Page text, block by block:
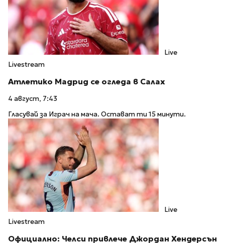
Live
Livestream
Атлетико Мадрид се огледа в Салах
4 август, 7:43
Гласувай за Играч на мача. Остават ти 15 минути.
Live
Livestream
Официално: Челси привлече Джордан Хендерсън